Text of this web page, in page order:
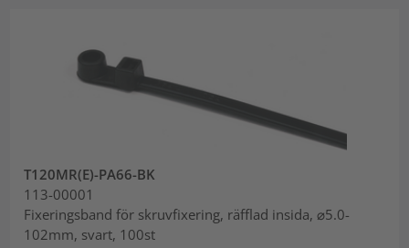
T120MR(E)-PA66-BK
113-00001
Fixeringsband för skruvfixering, räfflad insida, ⌀5.0-
102mm, svart, 100st